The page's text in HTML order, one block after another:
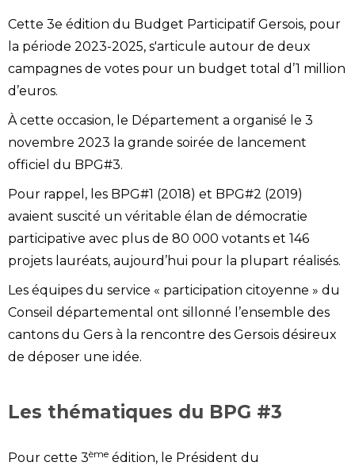
Cette 3e édition du Budget Participatif Gersois, pour
la période 2023-2025, s'articule autour de deux
campagnes de votes pour un budget total d’1 million
d’euros.
À cette occasion, le Département a organisé le 3
novembre 2023 la grande soirée de lancement
officiel du BPG#3.
Pour rappel, les BPG#1 (2018) et BPG#2 (2019)
avaient suscité un véritable élan de démocratie
participative avec plus de 80 000 votants et 146
projets lauréats, aujourd’hui pour la plupart réalisés.
Les équipes du service « participation citoyenne » du
Conseil départemental ont sillonné l’ensemble des
cantons du Gers à la rencontre des Gersois désireux
de déposer une idée.
Les thématiques du BPG #3
Pour cette 3ème édition, le Président du